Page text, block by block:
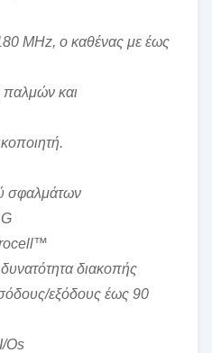
MHz, ο καθένας με έως
παλμών και
σφαλμάτων
διακοπής
εξόδους έως 90
Os